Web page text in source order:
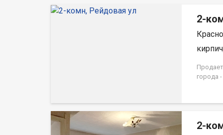
2-
города
2-